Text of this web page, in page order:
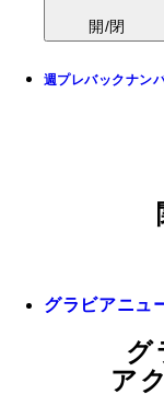
開/閉
週プレバックナン
グラビアニュ
グ
ア